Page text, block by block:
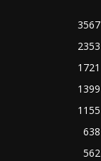
3567
2353
1721
1399
1155
638
562